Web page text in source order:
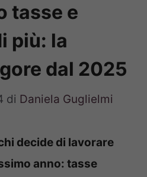
tasse e
più: la
dal 2025
di Daniela Guglielmi
decide di lavorare
anno: tasse